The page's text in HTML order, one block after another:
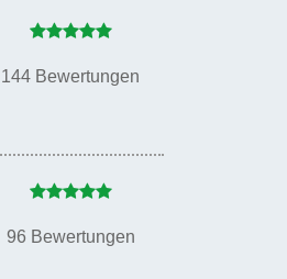
144 Bewertungen
96 Bewertungen